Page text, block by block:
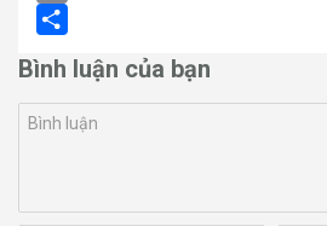
Email
Bình luận của bạn